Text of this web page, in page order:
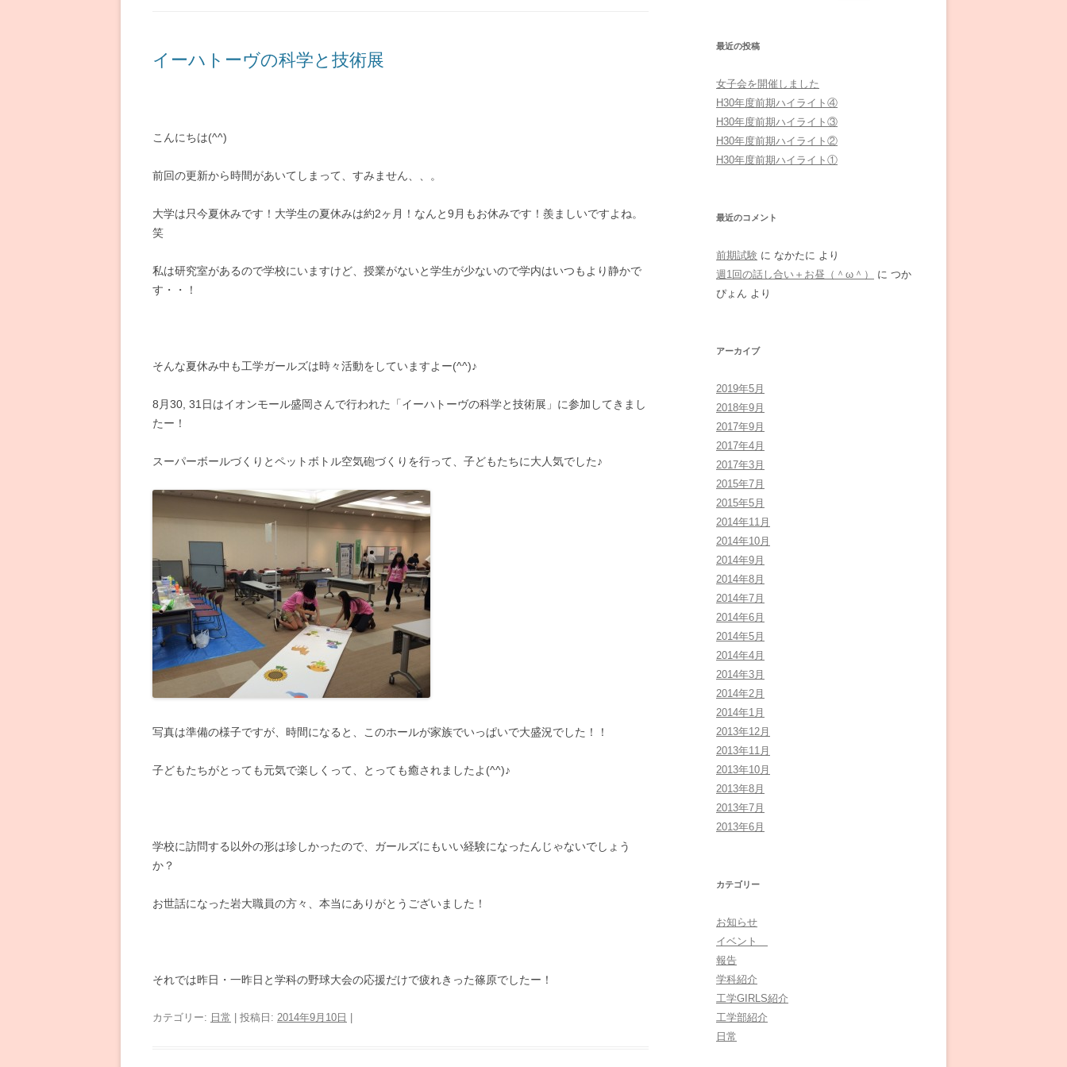
イーハトーヴの科学と技術展
こんにちは(^^)
前回の更新から時間があいてしまって、すみません、、。
大学は只今夏休みです！大学生の夏休みは約2ヶ月！なんと9月もお休みです！羨ましいですよね。
笑
私は研究室があるので学校にいますけど、授業がないと学生が少ないので学内はいつもより静かで
す・・！
そんな夏休み中も工学ガールズは時々活動をしていますよー(^^)♪
8月30, 31日はイオンモール盛岡さんで行われた「イーハトーヴの科学と技術展」に参加してきまし
たー！
スーパーボールづくりとペットボトル空気砲づくりを行って、子どもたちに大人気でした♪
写真は準備の様子ですが、時間になると、このホールが家族でいっぱいで大盛況でした！！
子どもたちがとっても元気で楽しくって、とっても癒されましたよ(^^)♪
学校に訪問する以外の形は珍しかったので、ガールズにもいい経験になったんじゃないでしょう
か？
お世話になった岩大職員の方々、本当にありがとうございました！
それでは昨日・一昨日と学科の野球大会の応援だけで疲れきった篠原でしたー！
カテゴリー: 日常 | 投稿日: 2014年9月10日
最近の投稿
女子会を開催しました
H30年度前期ハイライト④
H30年度前期ハイライト③
H30年度前期ハイライト②
H30年度前期ハイライト①
最近のコメント
前期試験 に なかたに より
週1回の話し合い＋お昼（＾ω＾）
に つか
ぴょん より
アーカイブ
2019年5月
2018年9月
2017年9月
2017年4月
2017年3月
2015年7月
2015年5月
2014年11月
2014年10月
2014年9月
2014年8月
2014年7月
2014年6月
2014年5月
2014年4月
2014年3月
2014年2月
2014年1月
2013年12月
2013年11月
2013年10月
2013年8月
2013年7月
2013年6月
カテゴリー
お知らせ
イベント
報告
学科紹介
工学GIRLS紹介
工学部紹介
日常